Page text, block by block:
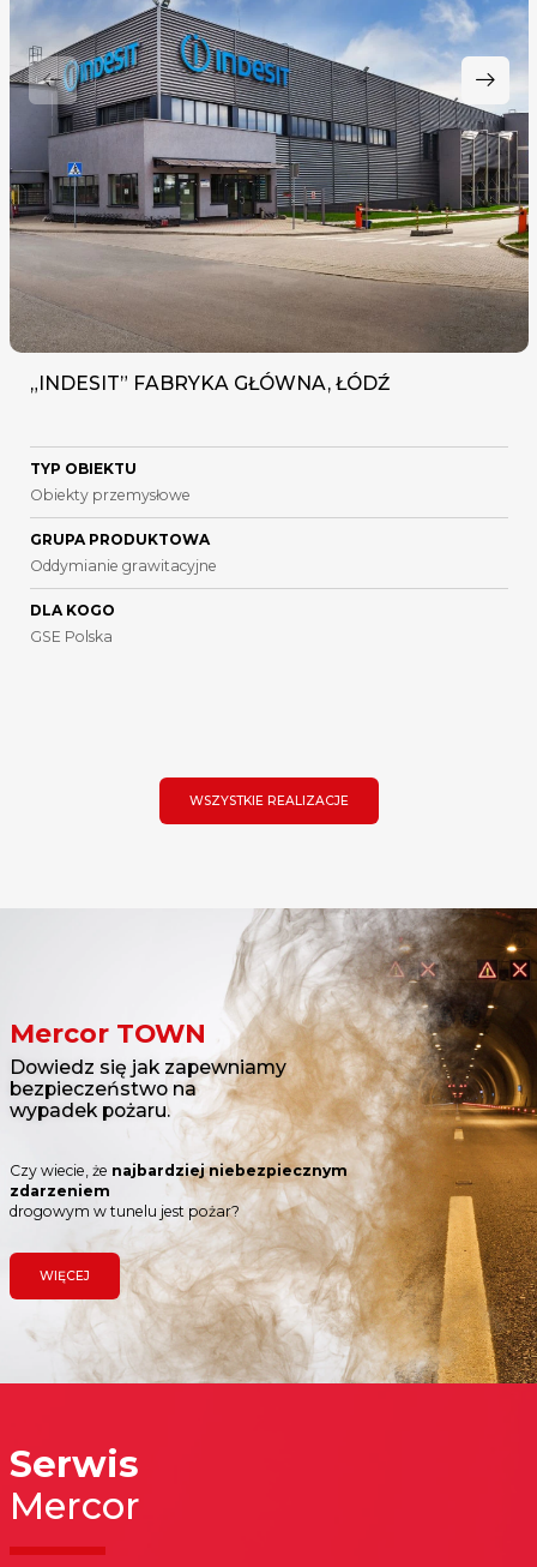
„INDESIT” FABRYKA GŁÓWNA, ŁÓDŹ
TYP OBIEKTU
Obiekty przemysłowe
GRUPA PRODUKTOWA
Oddymianie grawitacyjne
DLA KOGO
GSE Polska
WSZYSTKIE REALIZACJE
Mercor TOWN
Dowiedz się jak zapewniamy
bezpieczeństwo na
wypadek pożaru.
Czy wiecie, że najbardziej niebezpiecznym
zdarzeniem
drogowym w tunelu jest pożar?
WIĘCEJ
Serwis
Mercor